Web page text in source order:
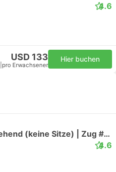
4.6
USD 133
pro Erwachsener
Hier buchen
Transport stehend (keine Sitze) | Zug #G3023
4.6